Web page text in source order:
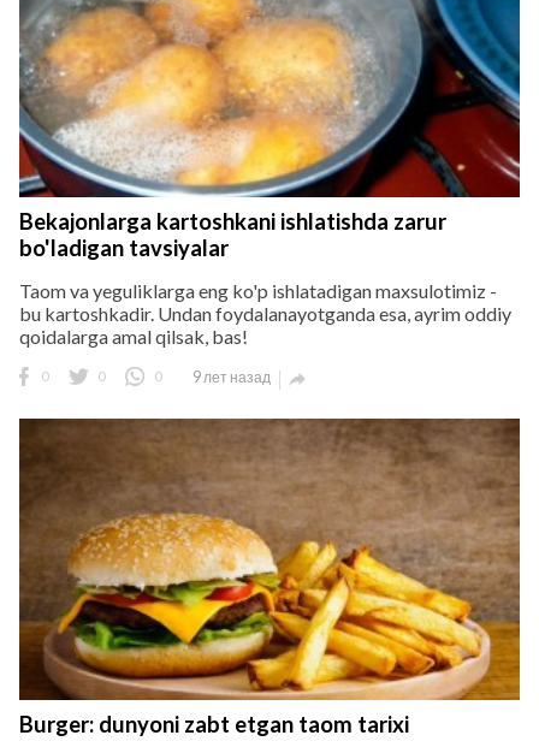
Bekajonlarga kartoshkani ishlatishda zarur
bo'ladigan tavsiyalar
Taom va yeguliklarga eng ko'p ishlatadigan maxsulotimiz -
bu kartoshkadir. Undan foydalanayotganda esa, ayrim oddiy
qoidalarga amal qilsak, bas!
0 0 0 9 лет назад 
Burger: dunyoni zabt etgan taom tarixi